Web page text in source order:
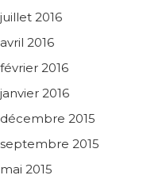
juillet 2016
avril 2016
février 2016
janvier 2016
décembre 2015
septembre 2015
mai 2015